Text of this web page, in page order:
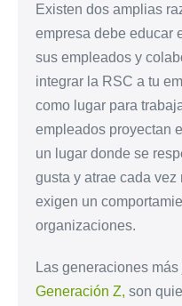
Existen dos amplias
empresa debe educar
sus empleados y
integrar la RSC a tu
como lugar para
empleados proyectan
un lugar donde se
gusta y atrae cada
exigen un
organizaciones.
Las generaciones
Generación Z, son